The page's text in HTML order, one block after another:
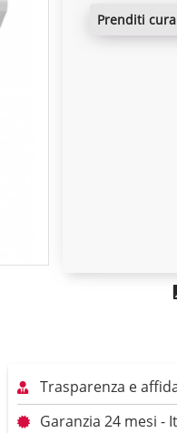
prenditi
Trasparenza e
Garanzia 24 mesi -